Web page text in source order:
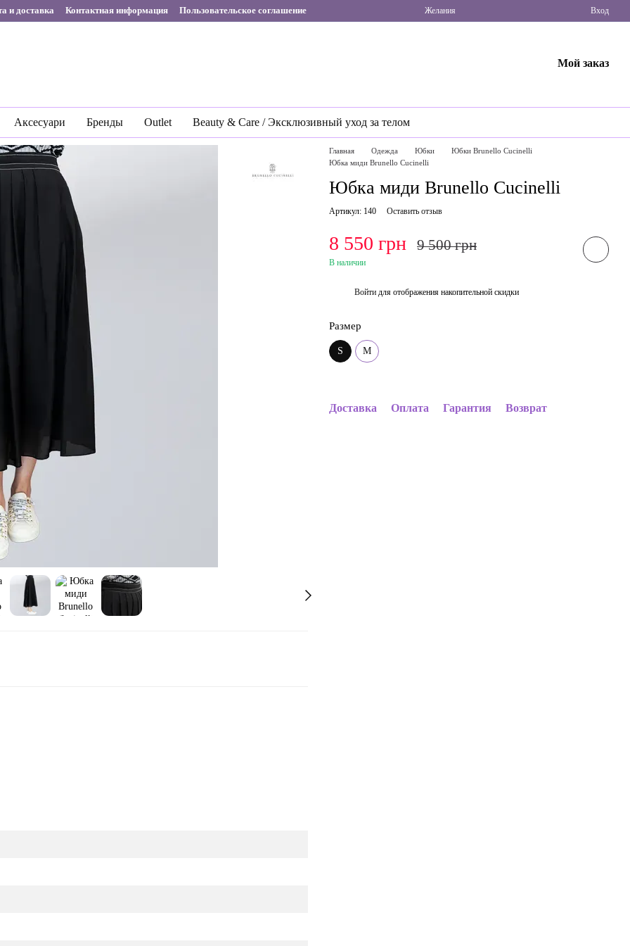
и доставка Контактная информация Пользовательское соглашение Желания Вход
Мой заказ
Аксесуари Бренды Outlet Beauty & Care / Эксклюзивный уход за телом
Главная Одежда Юбки
Юбки Brunello Cucinelli
Юбка миди Brunello Cucinelli
Юбка миди Brunello Cucinelli
Артикул: 140 Оставить отзыв
8 550 грн 9 500 грн
В наличии
Войти для отображения накопительной скидки
Размер
S M
Доставка Оплата Гарантия Возврат